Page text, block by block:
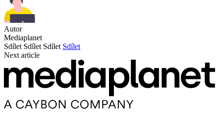
Autor
Mediaplanet
Sdílet Sdílet Sdílet Sdílet
Next article